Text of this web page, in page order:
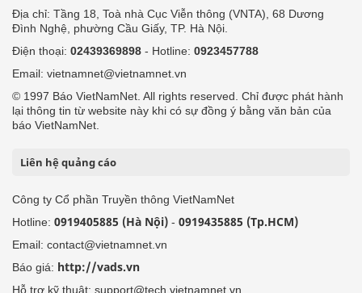
Địa chỉ: Tầng 18, Toà nhà Cục Viễn thông (VNTA), 68 Dương
Đình Nghệ, phường Cầu Giấy, TP. Hà Nội.
Điện thoại: 02439369898 - Hotline: 0923457788
Email: vietnamnet@vietnamnet.vn
© 1997 Báo VietNamNet. All rights reserved. Chỉ được phát hành
lại thông tin từ website này khi có sự đồng ý bằng văn bản của
báo VietNamNet.
Liên hệ quảng cáo
Công ty Cổ phần Truyền thông VietNamNet
Hotline: 0919405885 (Hà Nội) - 0919435885 (Tp.HCM)
Email: contact@vietnamnet.vn
Báo giá: http://vads.vn
Hỗ trợ kỹ thuật: support@tech.vietnamnet.vn